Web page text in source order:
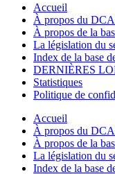
Accueil
À propos du
À propos de la
La législation du
Index de la base
DERNIÈRES
Statistiques
Politique de
Accueil
À propos du
À propos de la
La législation du
Index de la base